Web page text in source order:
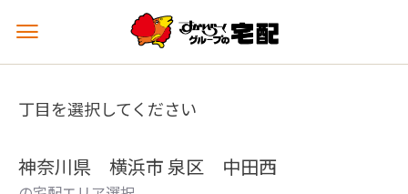
メ
ュ
を
丁目を選択してください
神奈川県 横浜市 泉区 中田西